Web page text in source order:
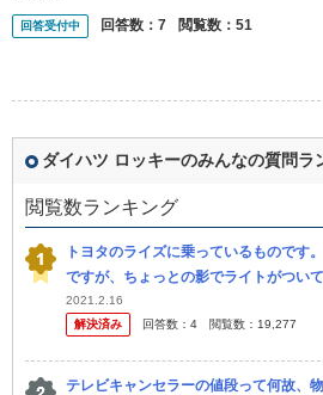
回答受付中 回答数： 7 閲覧数： 51
ダイハツ ロッキーのみんなの質問ラ
閲覧数ランキング
トヨタのライズに乗っているものです
ですが、ちょっとの影でライトがつい
てもしばらくしないとライトが消えな
困るの...
2021.2.16
解決済み
回答数： 4 閲覧数： 19,277
テレビキャンセラーの値段って何故、